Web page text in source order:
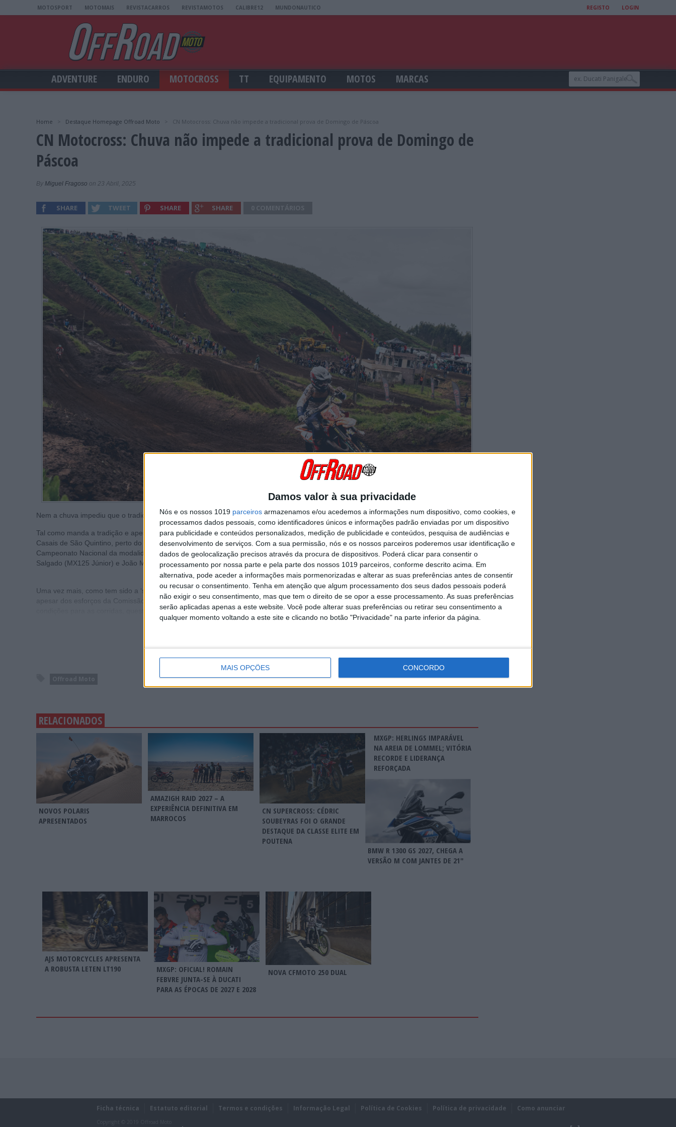
Damos valor à sua privacidade
Nós e os nossos 1019 parceiros armazenamos e/ou acedemos a informações num dispositivo, como cookies, e
processamos dados pessoais, como identificadores únicos e informações padrão enviadas por um dispositivo
para publicidade e conteúdos personalizados, medição de publicidade e conteúdos, pesquisa de audiências e
desenvolvimento de serviços. Com a sua permissão, nós e os nossos parceiros poderemos usar identificação e
dados de geolocalização precisos através da procura de dispositivos. Poderá clicar para consentir o
processamento por nossa parte e pela parte dos nossos 1019 parceiros, conforme descrito acima. Em
alternativa, pode aceder a informações mais pormenorizadas e alterar as suas preferências antes de consentir
ou recusar o consentimento. Tenha em atenção que algum processamento dos seus dados pessoais poderá
não exigir o seu consentimento, mas que tem o direito de se opor a esse processamento. As suas preferências
serão aplicadas apenas a este website. Você pode alterar suas preferências ou retirar seu consentimento a
qualquer momento voltando a este site e clicando no botão "Privacidade" na parte inferior da página.
MAIS OPÇÕES CONCORDO
MOTOSPORT MOTOMAIS REVISTACARROS REVISTAMOTOS CALIBRE12 MUNDONAUTICO REGISTO LOGIN
ADVENTURE ENDURO MOTOCROSS TT EQUIPAMENTO MOTOS MARCAS
Home Destaque Homepage Offroad Moto CN Motocross: Chuva não impede a tradicional prova de Domingo de Páscoa
CN Motocross: Chuva não impede a tradicional prova de Domingo de
Páscoa
By Miguel Fragoso on 23 Abril, 2025
SHARE TWEET SHARE SHARE
Nem a chuva impediu que o tradicional Motocross de Domingo de Páscoa se realizasse em Casais de São Quintino.
Tal como manda a tradição e apesar de condições meteorológicas menos convidativas, o público acorreu ontem ao Crossódromo de
Casais de São Quintino, perto do Sobral de Monte Agraço, para assistir à prova de Motocross de Domingo de Páscoa, a quarta jornada do
Campeonato Nacional da modalidade. Xurxo Prol (MX1), Sandro Lobo (MX2), Duarte Pinto (MX85), Thiago Rodriguez (MX65), Vasco
Salgado (MX125 Júnior) e João Marques (MX Veteranos) foram os vencedores do dia.
Uma vez mais, como tem sido a ‘sina’ desta temporada do Campeonato Nacional de Motocross, a chuva voltou a marcar presença e,
apesar dos esforços da Comissão de Motocross da FMP e da organização nos dias anteriores à prova para deixar a pista em boas
condições para as corridas, questões de segurança obrigaram a cancelar a participação dos pequenos atletas das MX50.
RELACIONADOS
NOVOS POLARIS
APRESENTADOS
AMAZIGH RAID 2027 – A
EXPERIÊNCIA DEFINITIVA EM
MARROCOS
CN SUPERCROSS: CÉDRIC
SOUBEYRAS FOI O GRANDE
DESTAQUE DA CLASSE ELITE EM
POUTENA
MXGP: HERLINGS IMPARÁVEL
NA AREIA DE LOMMEL; VITÓRIA
RECORDE E LIDERANÇA
REFORÇADA
BMW R 1300 GS 2027, CHEGA A
VERSÃO M COM JANTES DE 21″
AJS MOTORCYCLES APRESENTA
A ROBUSTA LETEN LT190
MXGP: OFICIAL! ROMAIN
FEBVRE JUNTA-SE À DUCATI
PARA AS ÉPOCAS DE 2027 E 2028
NOVA CFMOTO 250 DUAL
Ficha técnica Estatuto editorial Termos e condições Informação Legal Política de Cookies Política de privacidade Como anunciar